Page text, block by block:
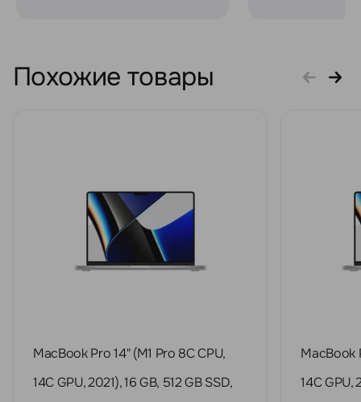
Похожие товары
MacBook Pro 14" (M1 Pro 8C CPU,
14C GPU, 2021), 16 GB, 512 GB SSD,
MacBook
14C GPU,